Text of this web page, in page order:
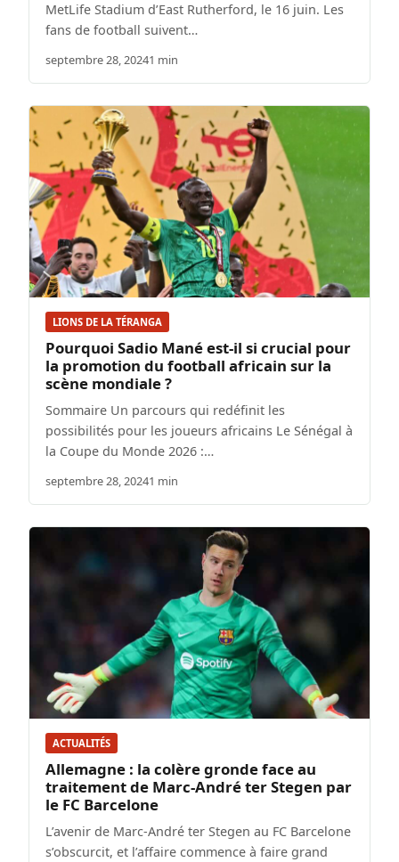
MetLife Stadium d’East Rutherford, le 16 juin. Les
fans de football suivent…
septembre 28, 20241 min
LIONS DE LA TÉRANGA
Pourquoi Sadio Mané est-il si crucial pour
la promotion du football africain sur la
scène mondiale ?
Sommaire Un parcours qui redéfinit les
possibilités pour les joueurs africains Le Sénégal à
la Coupe du Monde 2026 :…
septembre 28, 20241 min
ACTUALITÉS
Allemagne : la colère gronde face au
traitement de Marc-André ter Stegen par
le FC Barcelone
L’avenir de Marc-André ter Stegen au FC Barcelone
s’obscurcit, et l’affaire commence à faire grand